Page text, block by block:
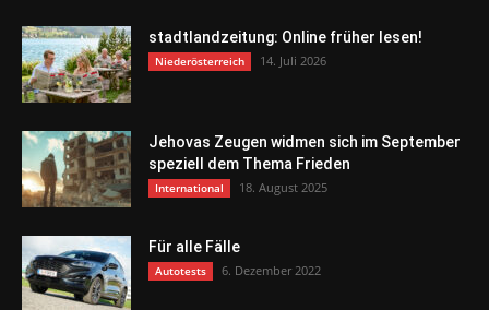
stadtlandzeitung: Online früher lesen!
Niederösterreich 14. Juli 2026
Jehovas Zeugen widmen sich im September
speziell dem Thema Frieden
International 18. August 2025
Für alle Fälle
Autotests 6. Dezember 2022